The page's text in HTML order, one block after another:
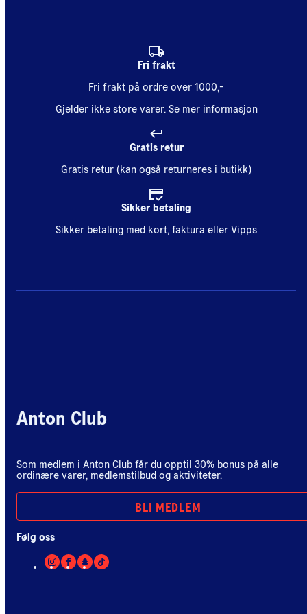
Fri frakt
Fri frakt på ordre over 1000,-
Gjelder ikke store varer. Se mer informasjon
Gratis retur
Gratis retur (kan også returneres i butikk)
Sikker betaling
Sikker betaling med kort, faktura eller Vipps
Anton Club
Som medlem i Anton Club får du opptil 30% bonus på alle
ordinære varer, medlemstilbud og aktiviteter.
BLI MEDLEM
Følg oss